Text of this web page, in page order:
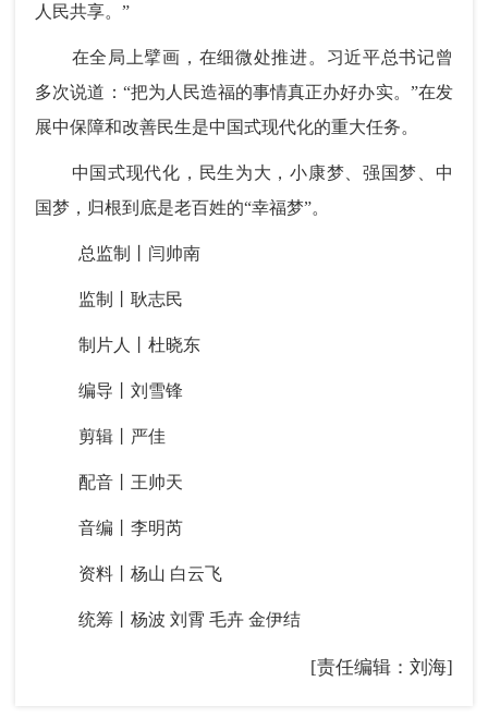
人民共享。”
在全局上擘画，在细微处推进。习近平总书记曾
多次说道：“把为人民造福的事情真正办好办实。”在发
展中保障和改善民生是中国式现代化的重大任务。
中国式现代化，民生为大，小康梦、强国梦、中
国梦，归根到底是老百姓的“幸福梦”。
总监制丨闫帅南
监制丨耿志民
制片人丨杜晓东
编导丨刘雪锋
剪辑丨严佳
配音丨王帅天
音编丨李明芮
资料丨杨山 白云飞
统筹丨杨波 刘霄 毛卉 金伊结
[责任编辑：刘海]